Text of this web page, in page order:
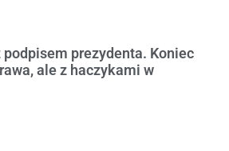
prezydenta. Koniec
ale z haczykami w